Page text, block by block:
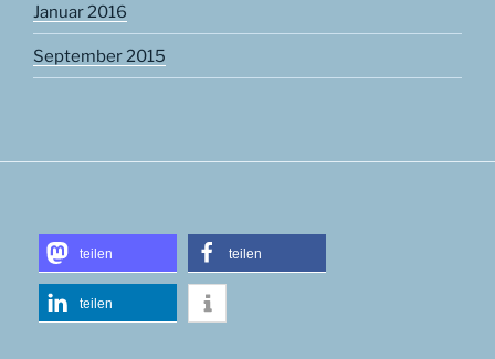
Januar 2016
September 2015
teilen teilen
teilen